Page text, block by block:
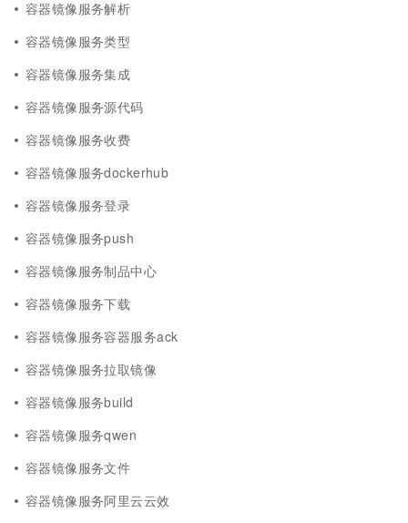
容器镜像服务解析
容器镜像服务类型
容器镜像服务集成
容器镜像服务源代码
容器镜像服务收费
容器镜像服务dockerhub
容器镜像服务登录
容器镜像服务push
容器镜像服务制品中心
容器镜像服务下载
容器镜像服务容器服务ack
容器镜像服务拉取镜像
容器镜像服务build
容器镜像服务qwen
容器镜像服务文件
容器镜像服务阿里云云效